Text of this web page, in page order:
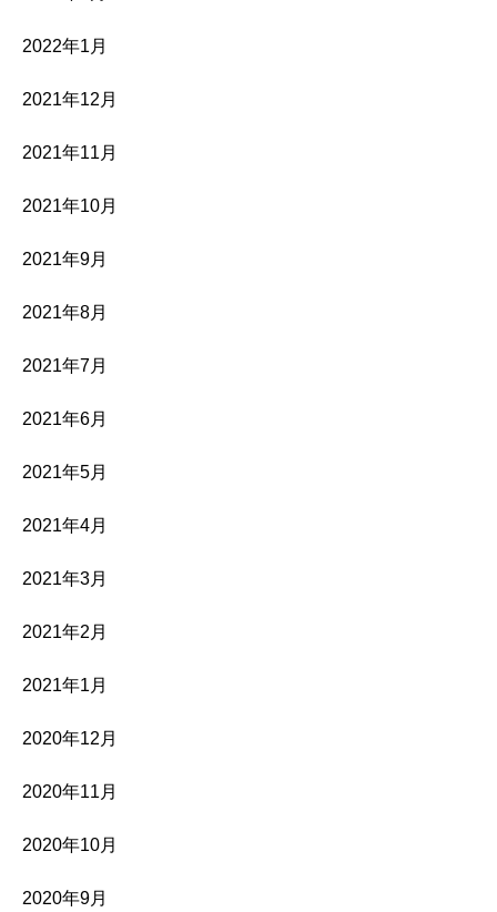
2022年1月
2021年12月
2021年11月
2021年10月
2021年9月
2021年8月
2021年7月
2021年6月
2021年5月
2021年4月
2021年3月
2021年2月
2021年1月
2020年12月
2020年11月
2020年10月
2020年9月